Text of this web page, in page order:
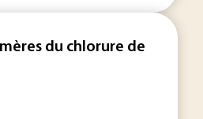
du chlorure de